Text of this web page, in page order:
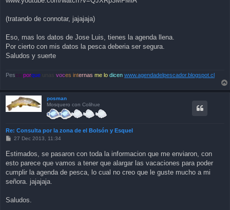
(tratando de connotar, jajajaja)
Eso, mas los datos de Jose Luis, tienes la agenda llena.
Por cierto con mis datos la pesca deberia ser segura.
Saludos y suerte
Pesco porque unas voces internas me lo dicen www.agendadelpescador.blogspot.cl
posman
Mosquero con Colihue
Re: Consulta por la zona de el Bolsón y Esquel
P
t
27 Dec 2013, 11:34
Estimados, se pasaron con toda la informacion que me enviaron, con
esto parece que vamos a tener que alargar las vacaciones para poder
cumplir la agenda de pesca, lo cual no creo que le guste mucho a mi
señora. jajajaja.
Saludos.